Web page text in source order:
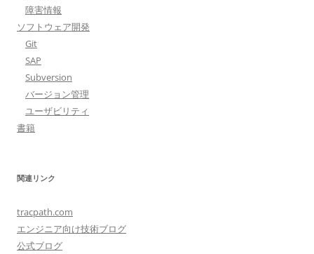
障害情報
ソフトウェア開発
Git
SAP
Subversion
バージョン管理
ユーザビリティ
書籍
関連リンク
tracpath.com
エンジニア向け技術ブログ
公式ブログ